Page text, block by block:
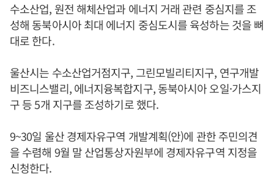
수소산업, 원전 해체산업과 에너지 거래 관련 중심지를 조
성해 동북아시아 최대 에너지 중심도시를 육성하는 것을 뼈
대로 한다.
울산시는 수소산업거점지구, 그린모빌리티지구, 연구개발
비즈니스밸리, 에너지융복합지구, 동북아시아 오일·가스지
구 등 5개 지구를 조성하기로 했다.
9~30일 울산 경제자유구역 개발계획(안)에 관한 주민의견
을 수렴해 9월 말 산업통상자원부에 경제자유구역 지정을
신청한다.